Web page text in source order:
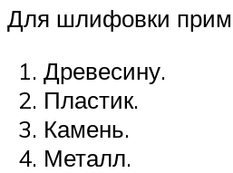
Для шлифовки
Древесину.
Пластик.
Камень.
Металл.